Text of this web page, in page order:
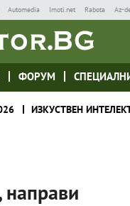
Automedia Imoti.net Rabota Az-
ФОРУМ
ИЗКУСТВЕН